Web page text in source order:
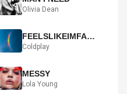
Olivia Dean
FEELSLIKEIMFALLINGINLOVE
Coldplay
MESSY
Lola Young